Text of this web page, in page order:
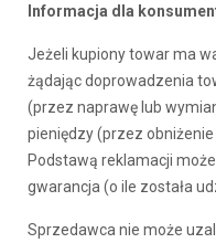
Informacja dla
Jeżeli kupiony towar ma
żądając doprowadzenia
(przez naprawę lub
pieniędzy (przez
Podstawą reklamacji
gwarancja (o ile została
Sprzedawca nie może